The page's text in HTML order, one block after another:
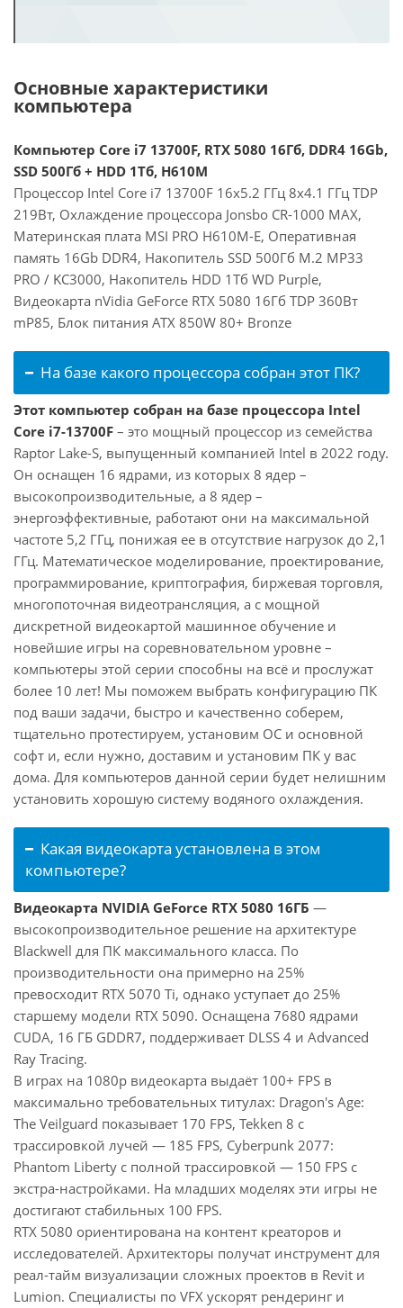
Основные характеристики
компьютера
Компьютер Core i7 13700F, RTX 5080 16Гб, DDR4 16Gb,
SSD 500Гб + HDD 1Тб, H610M
Процессор Intel Core i7 13700F 16x5.2 ГГц 8x4.1 ГГц TDP
219Вт, Охлаждение процессора Jonsbo CR-1000 MAX,
Материнская плата MSI PRO H610M-E, Оперативная
память 16Gb DDR4, Накопитель SSD 500Гб M.2 MP33
PRO / KC3000, Накопитель HDD 1Тб WD Purple,
Видеокарта nVidia GeForce RTX 5080 16Гб TDP 360Вт
mP85, Блок питания ATX 850W 80+ Bronze
На базе какого процессора собран этот ПК?
Этот компьютер собран на базе процессора Intel
Core i7-13700F – это мощный процессор из семейства
Raptor Lake-S, выпущенный компанией Intel в 2022 году.
Он оснащен 16 ядрами, из которых 8 ядер –
высокопроизводительные, а 8 ядер –
энергоэффективные, работают они на максимальной
частоте 5,2 ГГц, понижая ее в отсутствие нагрузок до 2,1
ГГц. Математическое моделирование, проектирование,
программирование, криптография, биржевая торговля,
многопоточная видеотрансляция, а с мощной
дискретной видеокартой машинное обучение и
новейшие игры на соревновательном уровне –
компьютеры этой серии способны на всё и прослужат
более 10 лет! Мы поможем выбрать конфигурацию ПК
под ваши задачи, быстро и качественно соберем,
тщательно протестируем, установим ОС и основной
софт и, если нужно, доставим и установим ПК у вас
дома. Для компьютеров данной серии будет нелишним
установить хорошую систему водяного охлаждения.
Какая видеокарта установлена в этом
компьютере?
Видеокарта NVIDIA GeForce RTX 5080 16ГБ —
высокопроизводительное решение на архитектуре
Blackwell для ПК максимального класса. По
производительности она примерно на 25%
превосходит RTX 5070 Ti, однако уступает до 25%
старшему модели RTX 5090. Оснащена 7680 ядрами
CUDA, 16 ГБ GDDR7, поддерживает DLSS 4 и Advanced
Ray Tracing.
В играх на 1080p видеокарта выдаёт 100+ FPS в
максимально требовательных титулах: Dragon's Age:
The Veilguard показывает 170 FPS, Tekken 8 с
трассировкой лучей — 185 FPS, Cyberpunk 2077:
Phantom Liberty с полной трассировкой — 150 FPS с
экстра-настройками. На младших моделях эти игры не
достигают стабильных 100 FPS.
RTX 5080 ориентирована на контент креаторов и
исследователей. Архитекторы получат инструмент для
реал-тайм визуализации сложных проектов в Revit и
Lumion. Специалисты по VFX ускорят рендеринг и